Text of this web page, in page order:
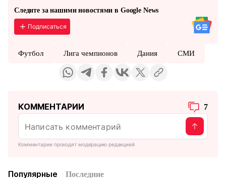
Следите за нашими новостями в Google News
Подписаться
Футбол Лига чемпионов Дания СМИ
КОММЕНТАРИИ 7
Комментарии проходят модерацию редакцией
Популярные Последние